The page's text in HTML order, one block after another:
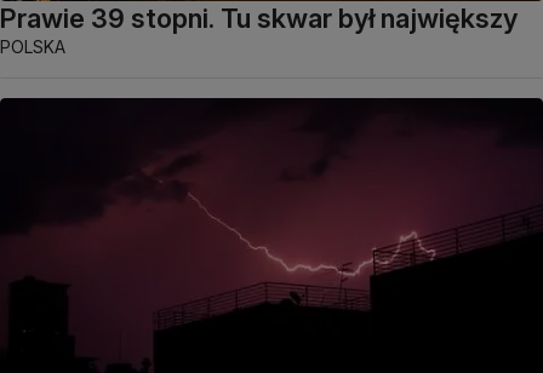
Prawie 39 stopni. Tu skwar był największy
POLSKA